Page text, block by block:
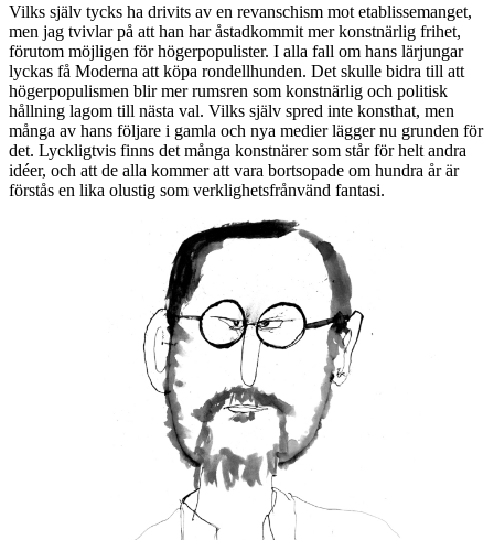
Vilks själv tycks ha drivits av en revanschism mot etablissemanget,
men jag tvivlar på att han har åstadkommit mer konstnärlig frihet,
förutom möjligen för högerpopulister. I alla fall om hans lärjungar
lyckas få Moderna att köpa rondellhunden. Det skulle bidra till att
högerpopulismen blir mer rumsren som konstnärlig och politisk
hållning lagom till nästa val. Vilks själv spred inte konsthat, men
många av hans följare i gamla och nya medier lägger nu grunden för
det. Lyckligtvis finns det många konstnärer som står för helt andra
idéer, och att de alla kommer att vara bortsopade om hundra år är
förstås en lika olustig som verklighetsfrånvänd fantasi.